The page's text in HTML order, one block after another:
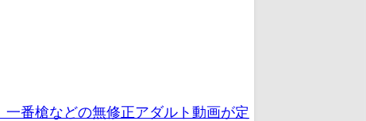
番槍などの無修正アダルト動画が定